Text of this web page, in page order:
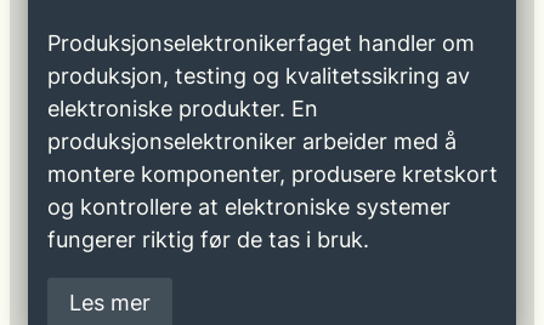
Produksjonselektronikerfaget handler om
produksjon, testing og kvalitetssikring av
elektroniske produkter. En
produksjonselektroniker arbeider med å
montere komponenter, produsere kretskort
og kontrollere at elektroniske systemer
fungerer riktig før de tas i bruk.
Les mer